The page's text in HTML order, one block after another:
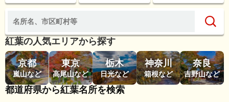
紅葉の人気エリアから探す
京都
嵐山など
東京
高尾山など
栃木
日光など
神奈川
箱根など
奈良
吉野山など
都道府県から紅葉名所を検索